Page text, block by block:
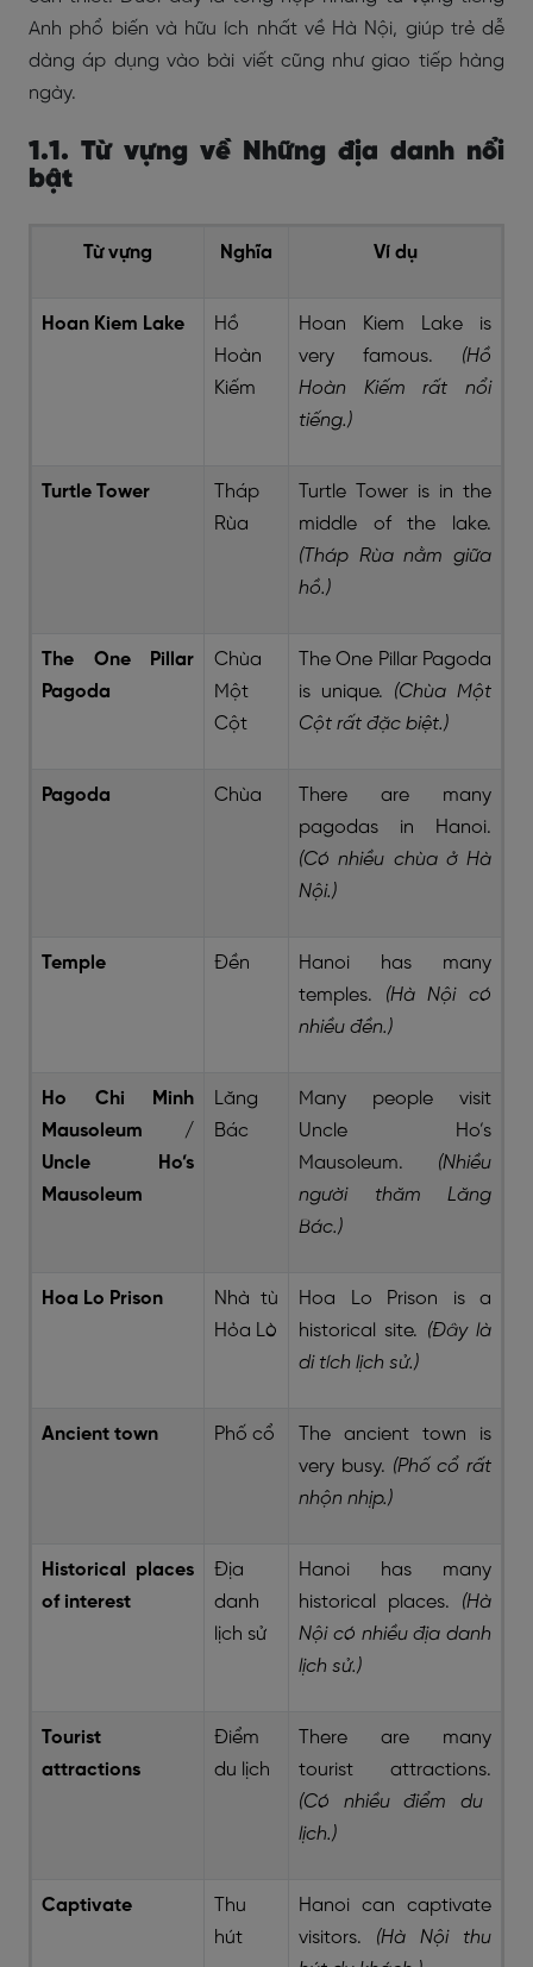
Anh phổ biến và hữu ích nhất về Hà Nội, giúp trẻ dễ
dàng áp dụng vào bài viết cũng như giao tiếp hàng
ngày.
1.1. Từ vựng về Những địa danh nổi
bật
Từ vựng Nghĩa Ví dụ
Hoan Kiem Lake
Hồ
Hoàn
Kiếm
Hoan Kiem Lake is
very famous. (Hồ
Hoàn Kiếm rất nổi
tiếng.)
Turtle Tower
Tháp
Rùa
Turtle Tower is in the
middle of the lake.
(Tháp Rùa nằm giữa
hồ.)
The One Pillar
Pagoda
Chùa
Một
Cột
The One Pillar Pagoda
is unique. (Chùa Một
Cột rất đặc biệt.)
Pagoda Chùa
There are many
pagodas in Hanoi.
(Có nhiều chùa ở Hà
Nội.)
Temple Đền
Hanoi has many
temples. (Hà Nội có
nhiều đền.)
Ho Chi Minh
Mausoleum /
Uncle Ho’s
Mausoleum
Lăng
Bác
Many people visit
Uncle Ho’s
Mausoleum. (Nhiều
người thăm Lăng
Bác.)
Hoa Lo Prison
Nhà tù
Hỏa Lò
Hoa Lo Prison is a
historical site. (Đây là
di tích lịch sử.)
Ancient town Phố cổ
The ancient town is
very busy. (Phố cổ rất
nhộn nhịp.)
Historical places
of interest
Địa
danh
lịch sử
Hanoi has many
historical places. (Hà
Nội có nhiều địa danh
lịch sử.)
Tourist
attractions
Điểm
du lịch
There are many
tourist attractions.
(Có nhiều điểm du
lịch.)
Captivate
Thu
hút
Hanoi can captivate
visitors. (Hà Nội thu